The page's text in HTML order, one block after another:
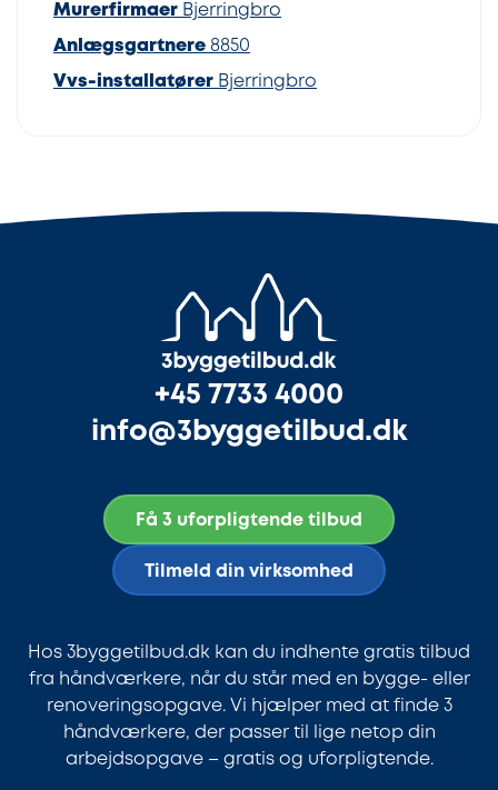
Murerfirmaer Bjerringbro
Anlægsgartnere 8850
Vvs-installatører Bjerringbro
+45 7733 4000
info@3byggetilbud.dk
Få 3 uforpligtende tilbud
Tilmeld din virksomhed
Hos 3byggetilbud.dk kan du indhente gratis tilbud
fra håndværkere, når du står med en bygge- eller
renoveringsopgave. Vi hjælper med at finde 3
håndværkere, der passer til lige netop din
arbejdsopgave – gratis og uforpligtende.